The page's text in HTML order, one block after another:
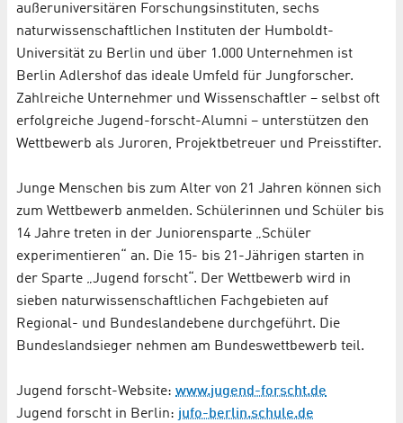
außeruniversitären Forschungsinstituten, sechs
naturwissenschaftlichen Instituten der Humboldt-
Universität zu Berlin und über 1.000 Unternehmen ist
Berlin Adlershof das ideale Umfeld für Jungforscher.
Zahlreiche Unternehmer und Wissenschaftler – selbst oft
erfolgreiche Jugend-forscht-Alumni – unterstützen den
Wettbewerb als Juroren, Projektbetreuer und Preisstifter.
Junge Menschen bis zum Alter von 21 Jahren können sich
zum Wettbewerb anmelden. Schülerinnen und Schüler bis
14 Jahre treten in der Juniorensparte „Schüler
experimentieren“ an. Die 15- bis 21-Jährigen starten in
der Sparte „Jugend forscht“. Der Wettbewerb wird in
sieben naturwissenschaftlichen Fachgebieten auf
Regional- und Bundeslandebene durchgeführt. Die
Bundeslandsieger nehmen am Bundeswettbewerb teil.
Jugend forscht-Website: www.jugend-forscht.de
Jugend forscht in Berlin: jufo-berlin.schule.de